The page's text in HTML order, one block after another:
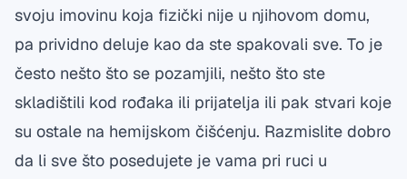
svoju imovinu koja fizički nije u njihovom domu,
pa prividno deluje kao da ste spakovali sve. To je
često nešto što se pozamjili, nešto što ste
skladištili kod rođaka ili prijatelja ili pak stvari koje
su ostale na hemijskom čišćenju. Razmislite dobro
da li sve što posedujete je vama pri ruci u